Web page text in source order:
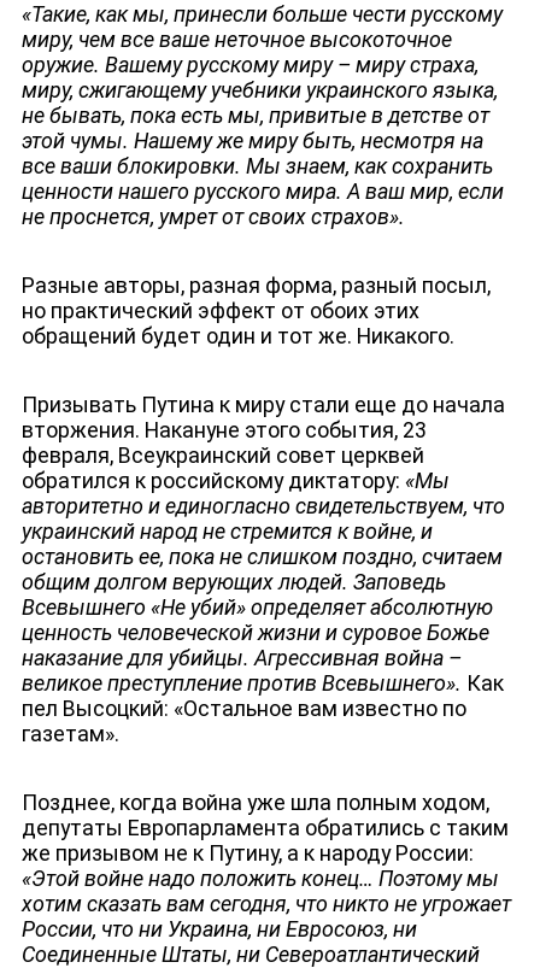
ДЕПУТАТЫ К СЪЕЗДУ
«Такие, как мы, принесли больше чести русскому
миру, чем все ваше неточное высокоточное
оружие. Вашему русскому миру – миру страха,
миру, сжигающему учебники украинского языка,
не бывать, пока есть мы, привитые в детстве от
этой чумы. Нашему же миру быть, несмотря на
все ваши блокировки. Мы знаем, как сохранить
ценности нашего русского мира. А ваш мир, если
не проснется, умрет от своих страхов».
Разные авторы, разная форма, разный посыл,
но практический эффект от обоих этих
обращений будет один и тот же. Никакого.
Призывать Путина к миру стали еще до начала
вторжения. Накануне этого события, 23
февраля, Всеукраинский совет церквей
обратился к российскому диктатору: «Мы
авторитетно и единогласно свидетельствуем, что
украинский народ не стремится к войне, и
остановить ее, пока не слишком поздно, считаем
общим долгом верующих людей. Заповедь
Всевышнего «Не убий» определяет абсолютную
ценность человеческой жизни и суровое Божье
наказание для убийцы. Агрессивная война –
великое преступление против Всевышнего». Как
пел Высоцкий: «Остальное вам известно по
газетам».
Позднее, когда война уже шла полным ходом,
депутаты Европарламента обратились с таким
же призывом не к Путину, а к народу России:
«Этой войне надо положить конец… Поэтому мы
хотим сказать вам сегодня, что никто не угрожает
России, что ни Украина, ни Евросоюз, ни
Соединенные Штаты, ни Североатлантический